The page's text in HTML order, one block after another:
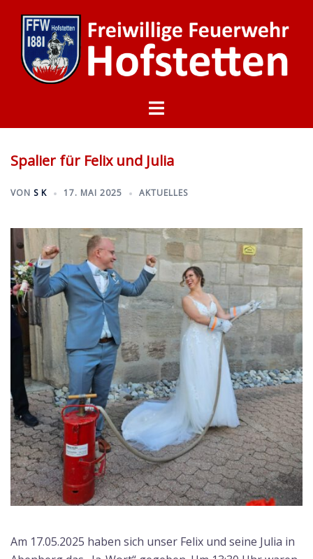
Inhalt
springen
Menü
Spalier für Felix und Julia
VON S K 17. MAI 2025 AKTUELLES
Am 17.05.2025 haben sich unser Felix und seine Julia in